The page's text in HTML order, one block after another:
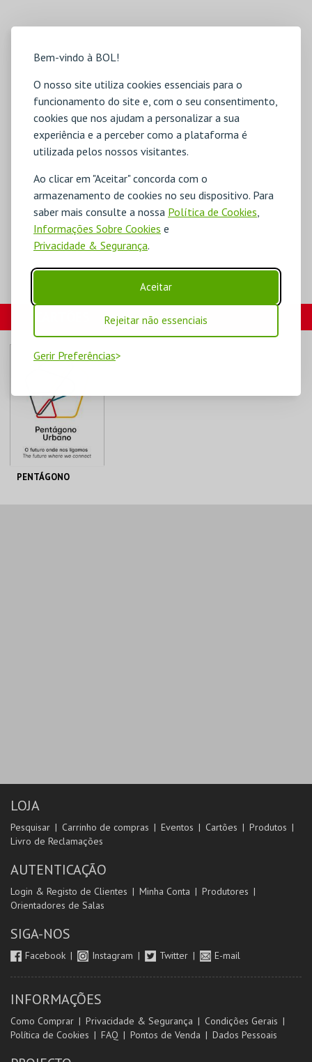
Bem-vindo à BOL!
O nosso site utiliza cookies essenciais para o
funcionamento do site e, com o seu consentimento,
cookies que nos ajudam a personalizar a sua
experiência e a perceber como a plataforma é
utilizada pelos nossos visitantes.
Ao clicar em "Aceitar" concorda com o
armazenamento de cookies no seu dispositivo. Para
saber mais consulte a nossa Política de Cookies
Informações Sobre Cookies e
Privacidade & Segurança.
Aceitar
Rejeitar não essenciais
Gerir Preferências
PENTÁGONO
LOJA
Pesquisar Carrinho de compras Eventos Cartões
Produtos
Livro de Reclamações
AUTENTICAÇÃO
Login & Registo de Clientes Minha Conta
Produtores
Orientadores de Salas
SIGA-NOS
Facebook Instagram Twitter E-mail
INFORMAÇÕES
Como Comprar Privacidade & Segurança
Condições Gerais
Política de Cookies
FAQ Pontos de Venda Dados Pessoais